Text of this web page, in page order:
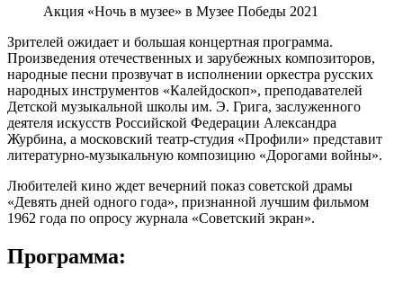
Акция «Ночь в музее» в Музее Победы 2021
Зрителей ожидает и большая концертная программа.
Произведения отечественных и зарубежных композиторов,
народные песни прозвучат в исполнении оркестра русских
народных инструментов «Калейдоскоп», преподавателей
Детской музыкальной школы им. Э. Грига, заслуженного
деятеля искусств Российской Федерации Александра
Журбина, а московский театр-студия «Профили» представит
литературно-музыкальную композицию «Дорогами войны».
Любителей кино ждет вечерний показ советской драмы
«Девять дней одного года», признанной лучшим фильмом
1962 года по опросу журнала «Советский экран».
Программа: